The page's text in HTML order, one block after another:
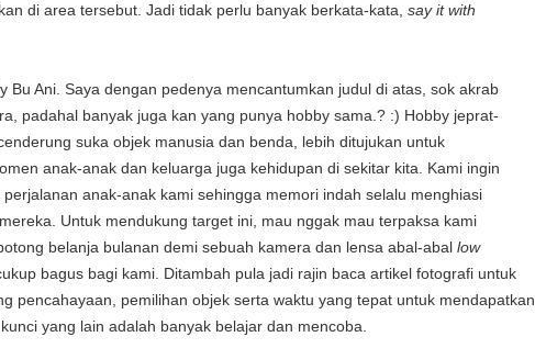
di area tersebut. Jadi tidak perlu banyak berkata-kata, say it with
Bu Ani. Saya dengan pedenya mencantumkan judul di atas, sok akrab
padahal banyak juga kan yang punya hobby sama.? :) Hobby jeprat-
suka objek manusia dan benda, lebih ditujukan untuk
anak-anak dan keluarga juga kehidupan di sekitar kita. Kami ingin
anak-anak kami sehingga memori indah selalu menghiasi
Untuk mendukung target ini, mau nggak mau terpaksa kami
belanja bulanan demi sebuah kamera dan lensa abal-abal low
bagus bagi kami. Ditambah pula jadi rajin baca artikel fotografi untuk
pencahayaan, pemilihan objek serta waktu yang tepat untuk mendapatkan
yang lain adalah banyak belajar dan mencoba.